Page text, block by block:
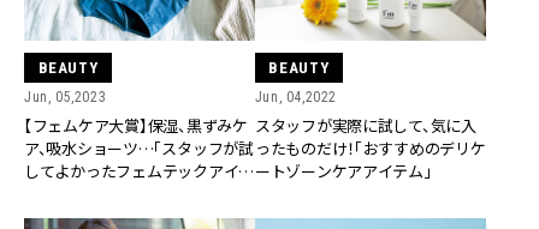
BEAUTY
Jun, 05,2023
【フェムケア大賞】保湿、黒ずみケ
ア、吸水ショーツ…「スタッフが試
してよかったフェムテックアイテ
BEAUTY
Jun, 04,2022
スタッフが実際に試して、気に入
ったものだけ！「おすすめのデリケ
ートゾーンケアアイテム」